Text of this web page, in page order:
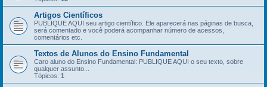
Artigos Científicos
PUBLIQUE AQUI seu artigo científico. Ele aparecerá nas páginas de busca,
será comentado e você poderá acompanhar número de acessos,
comentários etc.
Textos de Alunos do Ensino Fundamental
Caro aluno do Ensino Fundamental: PUBLIQUE AQUI o seu texto, sobre
qualquer assunto...
Tópicos: 1